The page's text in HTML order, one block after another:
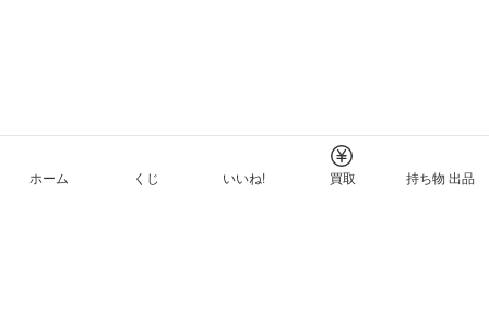
ホーム くじ いいね! 買取 持ち物 出品